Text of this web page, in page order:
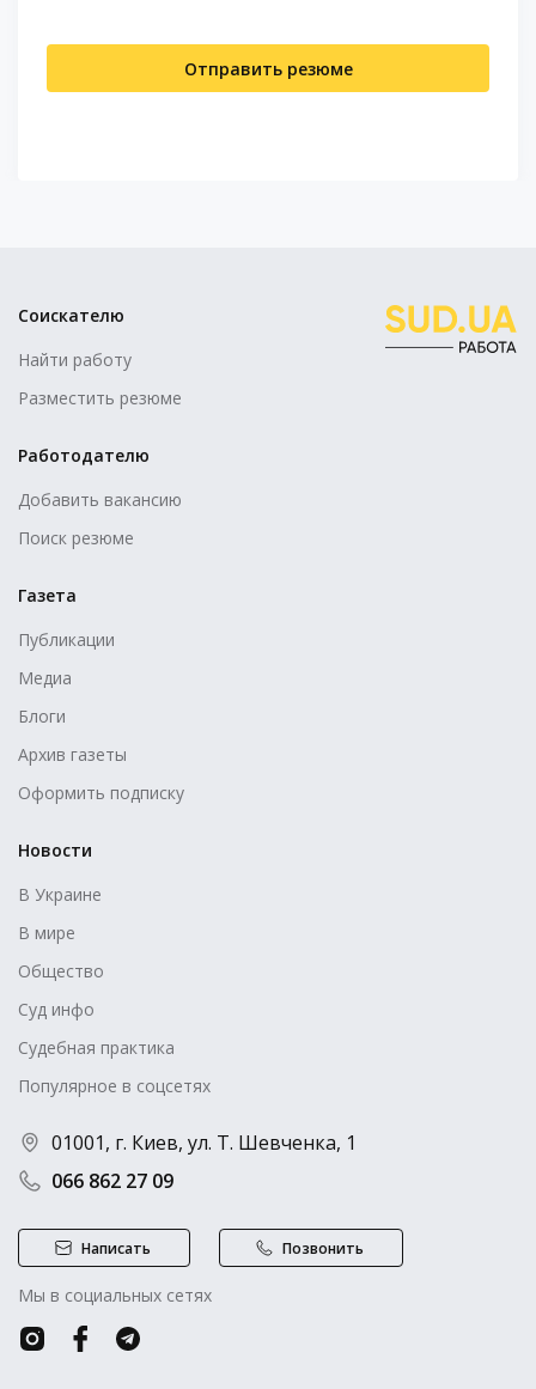
Отправить резюме
Соискателю
Найти работу
Разместить резюме
Работодателю
Добавить вакансию
Поиск резюме
Газета
Публикации
Медиа
Блоги
Архив газеты
Оформить подписку
Новости
В Украине
В мире
Общество
Суд инфо
Судебная практика
Популярное в соцсетях
066 862 27 09
01001, г. Киев, ул. Т. Шевченка, 1
Написать Позвонить
Мы в социальных сетях